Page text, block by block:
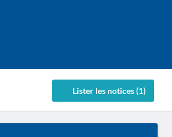
Lister les notices (1)